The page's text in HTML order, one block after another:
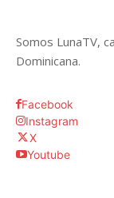
Somos LunaTV,
Dominicana.
Facebook
Instagram
X
Youtube